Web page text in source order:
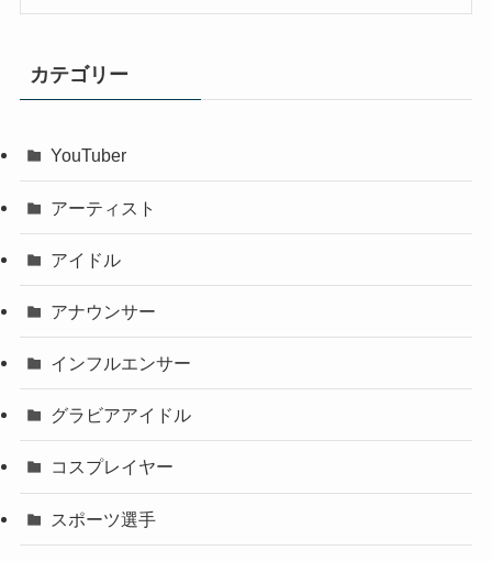
カテゴリー
YouTuber
アーティスト
アイドル
アナウンサー
インフルエンサー
グラビアアイドル
コスプレイヤー
スポーツ選手